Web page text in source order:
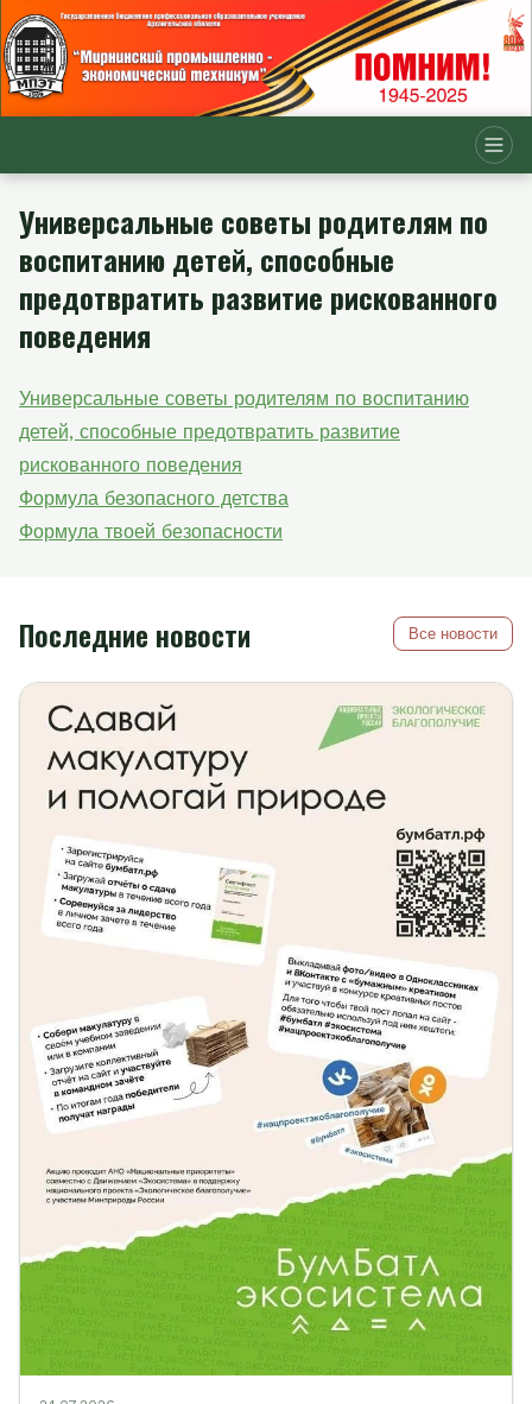
Универсальные советы родителям по
воспитанию детей, способные
предотвратить развитие рискованного
поведения
Универсальные советы родителям по воспитанию
детей, способные предотвратить развитие
рискованного поведения
Формула безопасного детства
Формула твоей безопасности
Последние новости Все новости